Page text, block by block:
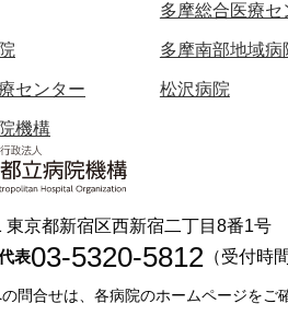
多摩総合医療セ
多摩南部地域病
センター 松沢病院
機構
東京都新宿区西新宿二丁目8番1
表03-5320-5812 （受付時
問合せは、各病院のホームページをご